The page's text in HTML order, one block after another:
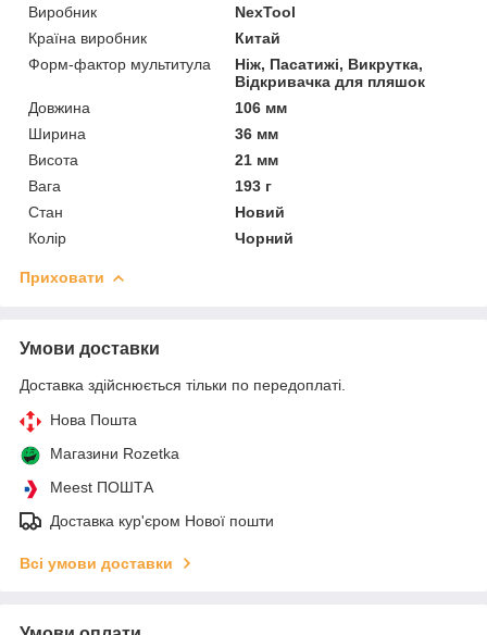
Виробник
NexTool
Країна виробник
Китай
Форм-фактор мультитула
Ніж, Пасатижі, Викрутка,
Відкривачка для пляшок
Довжина
106 мм
Ширина
36 мм
Висота
21 мм
Вага
193 г
Стан
Новий
Колір
Чорний
Приховати
Умови доставки
Доставка здійснюється тільки по передоплаті.
Нова Пошта
Магазини Rozetka
Meest ПОШТА
Доставка кур'єром Нової пошти
Всі умови доставки